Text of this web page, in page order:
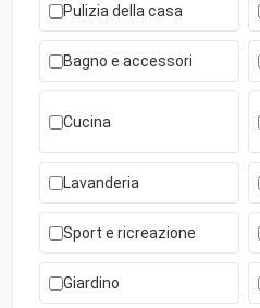
Pulizia della casa
Bagno e accessori
Cucina
Lavanderia
Sport e ricreazione
Giardino